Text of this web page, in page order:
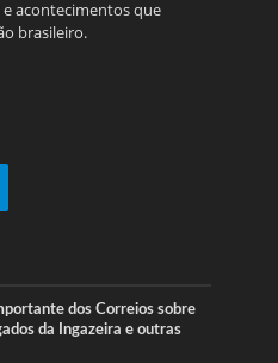
acontecimentos que
brasileiro.
dos Correios sobre
da Ingazeira e outras